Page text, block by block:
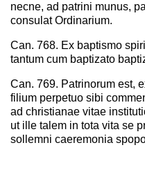
necne, ad patrini munus,
consulat Ordinarium.
Can. 768. Ex baptismo
tantum cum baptizato
Can. 769. Patrinorum est,
filium perpetuo sibi
ad christianae vitae
ut ille talem in tota vita se
sollemni caeremonia